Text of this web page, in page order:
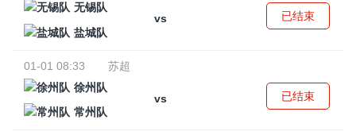
无锡队
vs
盐城队
已结束
01-01 08:33
苏超
徐州队
vs
常州队
已结束